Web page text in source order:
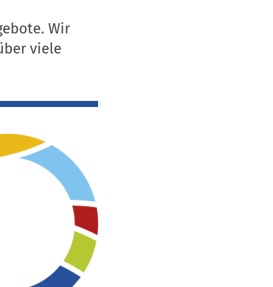
Wir
viele